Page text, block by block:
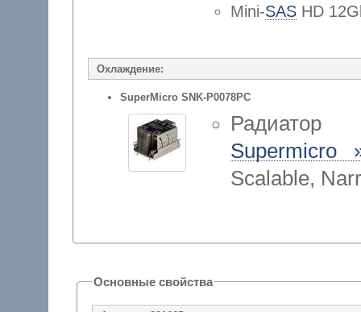
Mini-SASHD
Охлаждение:
SuperMicro SNK-P0078PC
Радиатор
Supermicro
Scalable,
Основные свойства